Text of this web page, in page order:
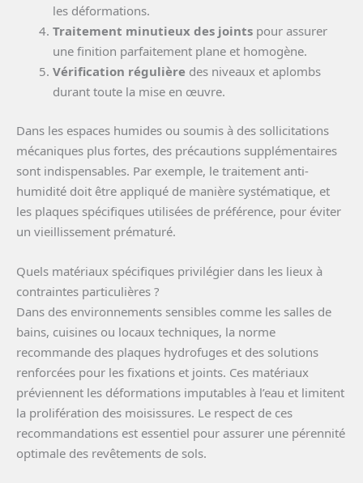
les déformations.
Traitement minutieux des joints pour assurer
une finition parfaitement plane et homogène.
Vérification régulière des niveaux et aplombs
durant toute la mise en œuvre.
Dans les espaces humides ou soumis à des sollicitations
mécaniques plus fortes, des précautions supplémentaires
sont indispensables. Par exemple, le traitement anti-
humidité doit être appliqué de manière systématique, et
les plaques spécifiques utilisées de préférence, pour éviter
un vieillissement prématuré.
Quels matériaux spécifiques privilégier dans les lieux à
contraintes particulières ?
Dans des environnements sensibles comme les salles de
bains, cuisines ou locaux techniques, la norme
recommande des plaques hydrofuges et des solutions
renforcées pour les fixations et joints. Ces matériaux
préviennent les déformations imputables à l’eau et limitent
la prolifération des moisissures. Le respect de ces
recommandations est essentiel pour assurer une pérennité
optimale des revêtements de sols.